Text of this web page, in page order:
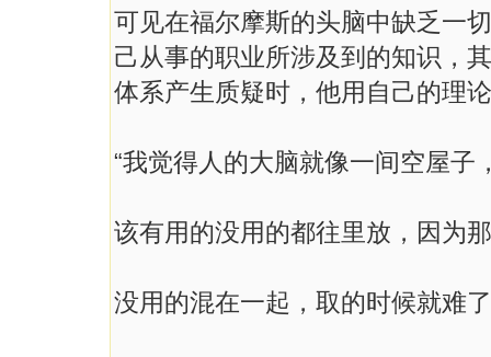
可见在福尔摩斯的头脑中缺乏一
己从事的职业所涉及到的知识，
体系产生质疑时，他用自己的理
“我觉得人的大脑就像一间空屋
该有用的没用的都往里放，因为
没用的混在一起，取的时候就难